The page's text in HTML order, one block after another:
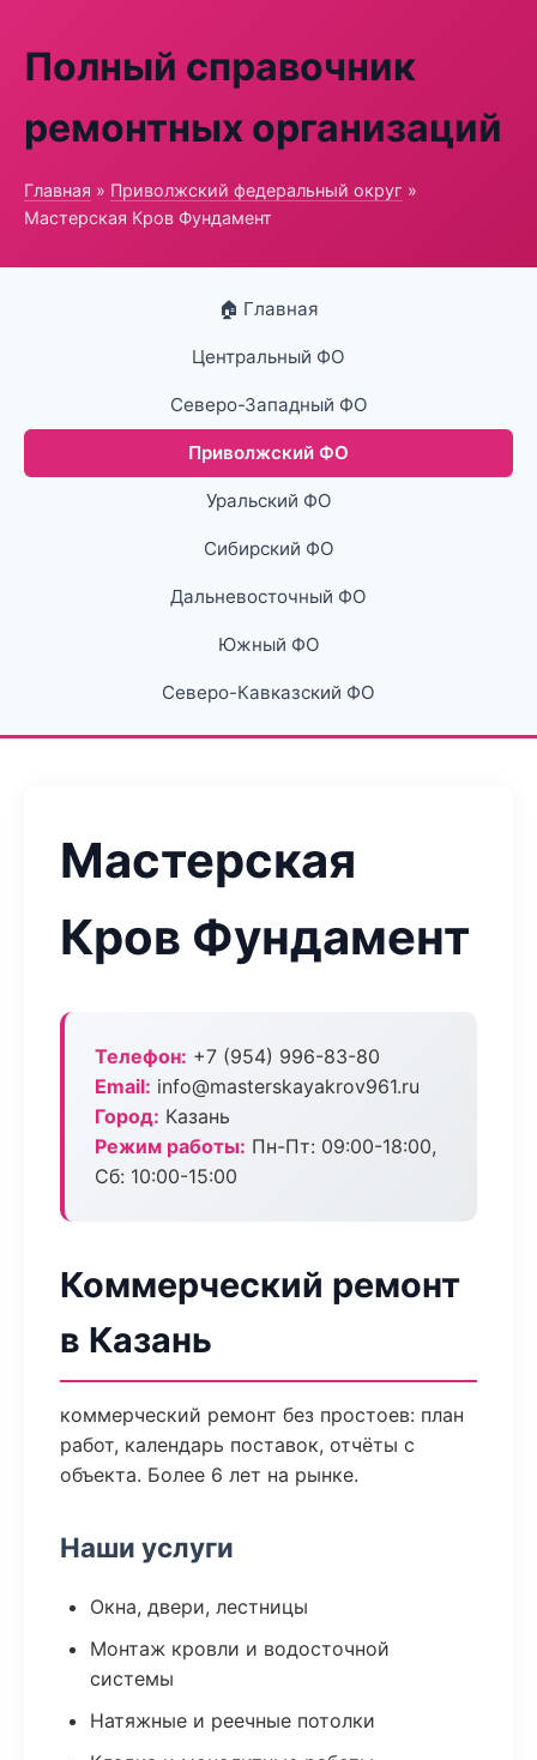
Полный справочник
ремонтных организаций
Главная » Приволжский федеральный округ »
Мастерская Кров Фундамент
🏠 Главная
Центральный ФО
Северо-Западный ФО
Приволжский ФО
Уральский ФО
Сибирский ФО
Дальневосточный ФО
Южный ФО
Северо-Кавказский ФО
Мастерская
Кров Фундамент
Телефон: +7 (954) 996-83-80
Email: info@masterskayakrov961.ru
Город: Казань
Режим работы: Пн-Пт: 09:00-18:00,
Сб: 10:00-15:00
Коммерческий ремонт
в Казань
коммерческий ремонт без простоев: план
работ, календарь поставок, отчёты с
объекта. Более 6 лет на рынке.
Наши услуги
Окна, двери, лестницы
Монтаж кровли и водосточной
системы
Натяжные и реечные потолки